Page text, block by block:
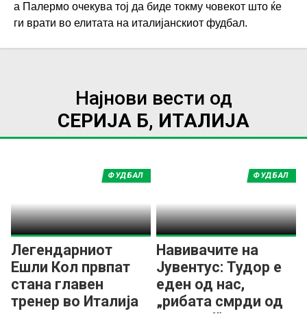
а Палермо очекува тој да биде токму човекот што ќе
ги врати во елитата на италијанскиот фудбал.
Најнови вести од
СЕРИЈА Б, ИТАЛИЈА
Легендарниот
Ешли Кол првпат
стана главен
тренер во Италија
ФУДБАЛ
Навивачите на
Јувентус: Тудор е
еден од нас,
„рибата смрди од
главата!“
ФУДБАЛ